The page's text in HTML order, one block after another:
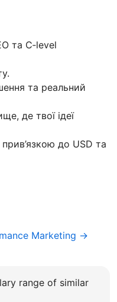
та C‑level
та реальний
де твої ідеї
до USD та
Marketing →
range of similar